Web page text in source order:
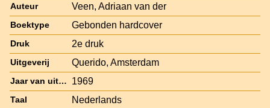
Auteur Veen, Adriaan van der
Boektype Gebonden hardcover
Druk 2e druk
Uitgeverij Querido, Amsterdam
Jaar van uitgave 1969
Taal Nederlands